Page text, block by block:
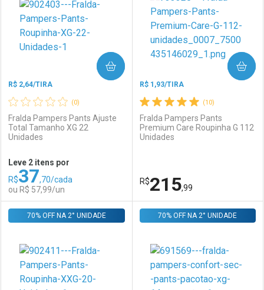
Laboratório
Comprar sem Desconto
Por R$ 57,99/cada
Por Menos
Comprar sem Desconto
Por R$ 57,99/cada
Laboratório
Comprar sem Desconto
Por R$ 215,99/cada
Por Menos
Por R$ 215,99/cada
(0)
R$ 2,64/TIRA
Fralda Pampers Pants Ajuste
Total Tamanho XG 22
Unidades
Leve 2 itens por
R$37,70/cada
ou R$ 57,99/un
COMPRAR
FECHAR
Laboratório
FECHAR
Por Menos
(10)
R$ 1,93/TIRA
Fralda Pampers Pants
Premium Care Roupinha G 112
Unidades
R$215,99
COMPRAR
Laboratório
Por Menos
70% OFF NA 2° UNIDADE 70% OFF NA 2° UNIDADE